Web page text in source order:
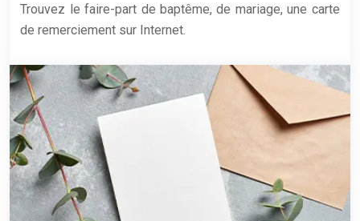
Trouvez le faire-part de baptême, de mariage, une carte
de remerciement sur Internet.